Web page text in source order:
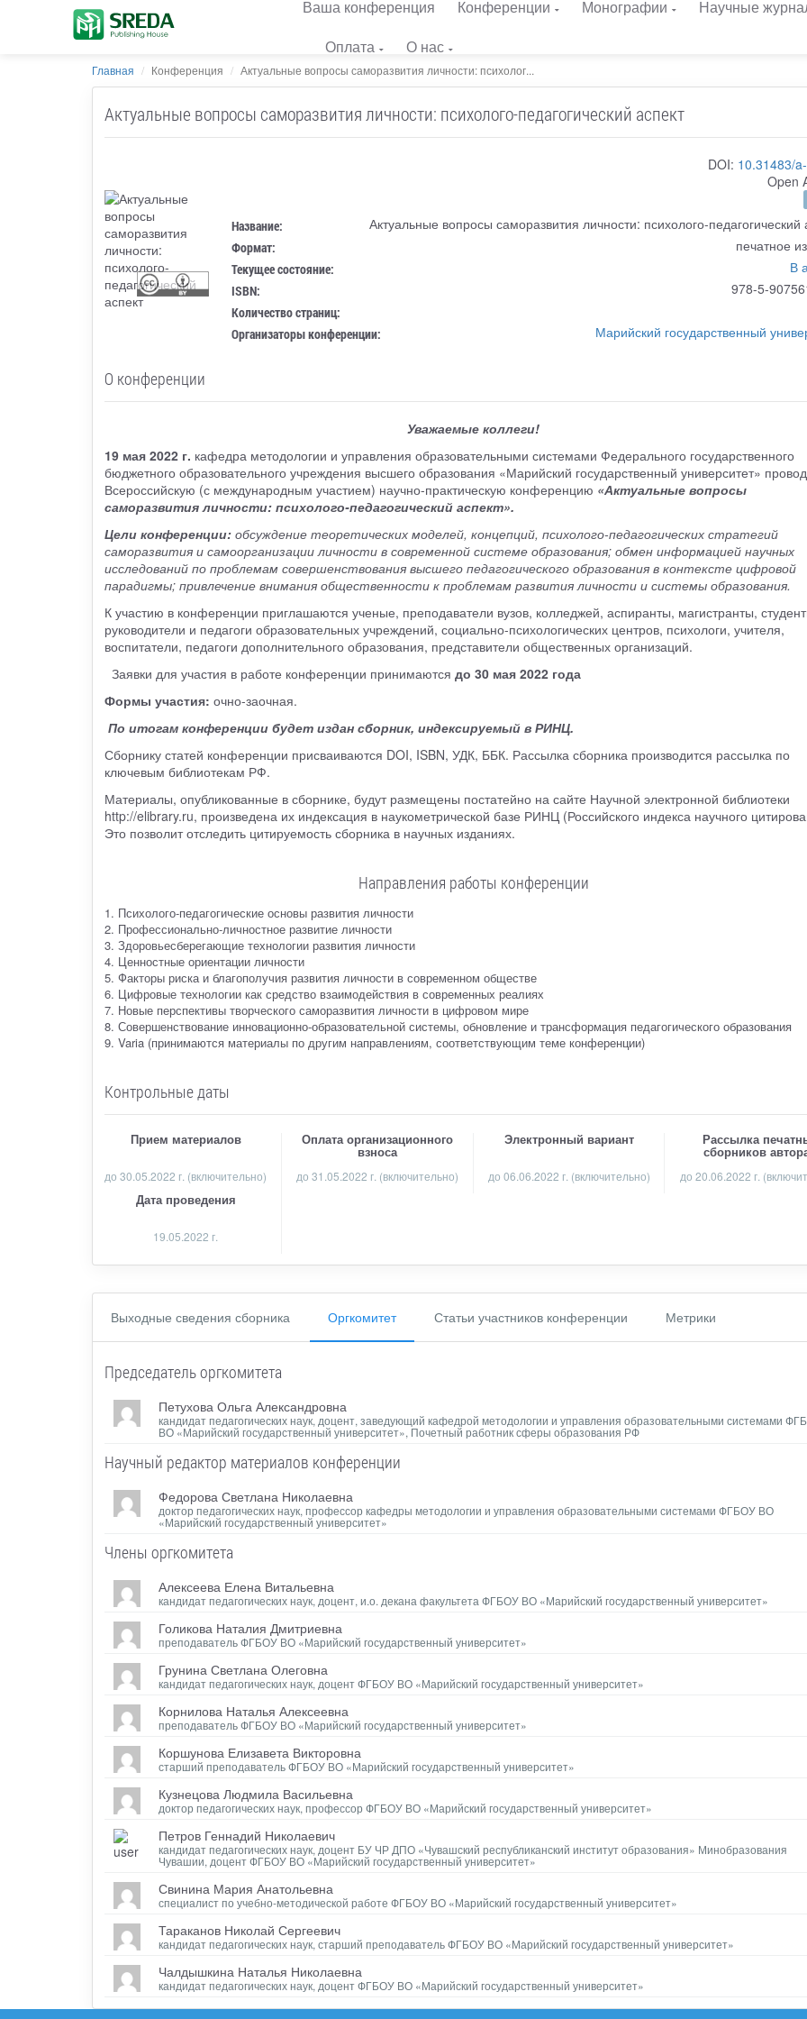
Ваша конференция Конференции Монографии
Научные
Оплата
О нас
Главная Конференция Актуальные вопросы саморазвития личности: психолог...
Актуальные вопросы саморазвития личности: психолого-педагогический аспект
DOI: 10.31483/
Open
Название: Актуальные вопросы саморазвития личности: психолого-педагогический
Формат: печатное
Текущее состояние: В
ISBN: 978-5-
Количество страниц:
Организаторы конференции:
Марийский государственный
О конференции
Уважаемые коллеги!
19 мая 2022 г. кафедра методологии и управления образовательными системами Федерального государственного
бюджетного образовательного учреждения высшего образования «Марийский государственный университет»
Всероссийскую (с международным участием) научно-практическую конференцию «Актуальные вопросы
саморазвития личности: психолого-педагогический аспект».
Цели конференции: обсуждение теоретических моделей, концепций, психолого-педагогических стратегий
саморазвития и самоорганизации личности в современной системе образования; обмен информацией научных
исследований по проблемам совершенствования высшего педагогического образования в контексте цифровой
парадигмы; привлечение внимания общественности к проблемам развития личности и системы образования.
К участию в конференции приглашаются ученые, преподаватели вузов, колледжей, аспиранты, магистранты,
руководители и педагоги образовательных учреждений, социально-психологических центров, психологи, учителя,
воспитатели, педагоги дополнительного образования, представители общественных организаций.
Заявки для участия в работе конференции принимаются до 30 мая 2022 года
Формы участия: очно-заочная.
По итогам конференции будет издан сборник, индексируемый в РИНЦ.
Сборнику статей конференции присваиваются DOI, ISBN, УДК, ББК. Рассылка сборника производится рассылка по
ключевым библиотекам РФ.
Материалы, опубликованные в сборнике, будут размещены постатейно на сайте Научной электронной библиотеки
http://elibrary.ru, произведена их индексация в наукометрической базе РИНЦ (Российского индекса научного
Это позволит отследить цитируемость сборника в научных изданиях.
Направления работы конференции
1. Психолого-педагогические основы развития личности
2. Профессионально-личностное развитие личности
3. Здоровьесберегающие технологии развития личности
4. Ценностные ориентации личности
5. Факторы риска и благополучия развития личности в современном обществе
6. Цифровые технологии как средство взаимодействия в современных реалиях
7. Новые перспективы творческого саморазвития личности в цифровом мире
8. Совершенствование инновационно-образовательной системы, обновление и трансформация педагогического образования
9. Varia (принимаются материалы по другим направлениям, соответствующим теме конференции)
Контрольные даты
Прием материалов
до30.05.2022 г. (включительно)
Оплата организационного
взноса
до 31.05.2022 г. (включительно)
Электронный вариант
до 06.06.2022 г. (включительно)
Рассылка
сборников
до 20.06.2022 г.
Дата проведения
19.05.2022 г.
Выходные сведения сборника Оргкомитет Статьи участников конференции Метрики
Председатель оргкомитета
Петухова Ольга Александровна
кандидат педагогических наук, доцент, заведующий кафедрой методологии и управления образовательными системами
ВО «Марийский государственный университет», Почетный работник сферы образования РФ
Научный редактор материалов конференции
Федорова Светлана Николаевна
доктор педагогических наук, профессор кафедры методологии и управления образовательными системами ФГБОУ ВО
«Марийский государственный университет»
Члены оргкомитета
Алексеева Елена Витальевна
кандидат педагогических наук, доцент, и.о. декана факультета ФГБОУ ВО «Марийский государственный университет»
Голикова Наталия Дмитриевна
преподаватель ФГБОУ ВО «Марийский государственный университет»
Грунина Светлана Олеговна
кандидат педагогических наук, доцент ФГБОУ ВО «Марийский государственный университет»
Корнилова Наталья Алексеевна
преподаватель ФГБОУ ВО «Марийский государственный университет»
Коршунова Елизавета Викторовна
старший преподаватель ФГБОУ ВО «Марийский государственный университет»
Кузнецова Людмила Васильевна
доктор педагогических наук, профессор ФГБОУ ВО «Марийский государственный университет»
Петров Геннадий Николаевич
кандидат педагогических наук, доцент БУ ЧР ДПО «Чувашский республиканский институт образования» Минобразования
Чувашии, доцент ФГБОУ ВО «Марийский государственный университет»
Свинина Мария Анатольевна
специалист по учебно-методической работе ФГБОУ ВО «Марийский государственный университет»
Тараканов Николай Сергеевич
кандидат педагогических наук, старший преподаватель ФГБОУ ВО «Марийский государственный университет»
Чалдышкина Наталья Николаевна
кандидат педагогических наук, доцент ФГБОУ ВО «Марийский государственный университет»